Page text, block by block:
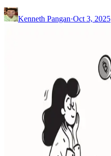
Kenneth Pangan·Oct 3, 2025